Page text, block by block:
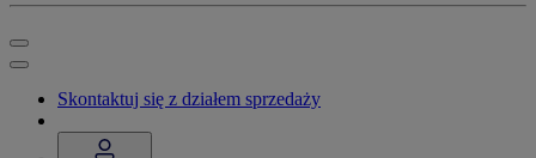
Skontaktuj się z działem sprzedaży